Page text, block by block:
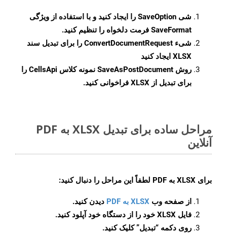
شی SaveOption را ایجاد کنید و با استفاده از ویژگی
SaveFormat فرمت دلخواه را تنظیم کنید.
شیء ConvertDocumentRequest را برای تبدیل سند
XLSX ایجاد کنید
روش SaveAsPostDocument
نمونه کلاس CellsApi را
برای تبدیل از XLSX فراخوانی کنید.
مراحل ساده برای تبدیل XLSX به PDF
آنلاین
برای XLSX به PDF لطفاً این مراحل را دنبال کنید:
از صفحه وب XLSX به PDF
دیدن کنید.
فایل XLSX خود را از دستگاه خود آپلود کنید.
روی دکمه “تبدیل”کلیک کنید.